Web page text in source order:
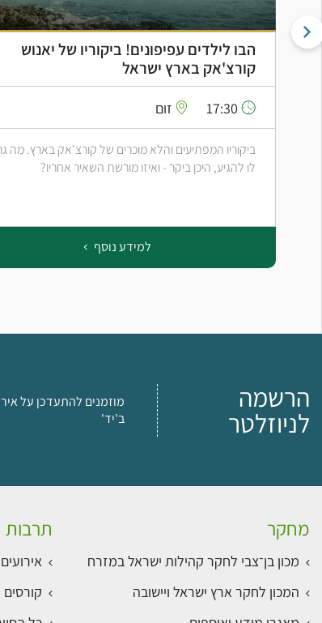
הבו לילדים עפיפונים! ביקוריו של יאנוש
קורצ'אק בארץ ישראל
17:30 זום
ביקוריו המפתיעים והלא מוכרים של קורצ'אק בארץ. מה
לו להגיע, היכן ביקר - ואיזו מורשת השאיר אחריו?
למידע נוסף
הרשמה
לניוזלטר
מוזמנים להתעדכן על
ב'יד'
מחקר
מכון בן־צבי לחקר קהילות ישראל במזרח
המכון לחקר ארץ ישראל ויישובה
תרבות
קורסים